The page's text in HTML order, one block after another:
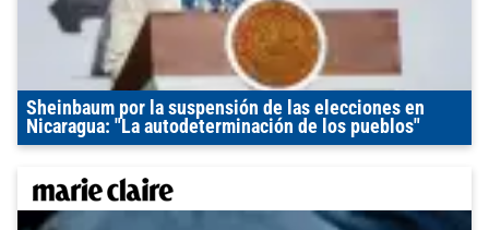
Sheinbaum por la suspensión de las elecciones en
Nicaragua: "La autodeterminación de los pueblos"